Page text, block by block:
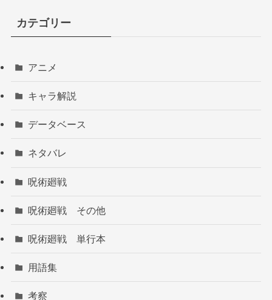
カテゴリー
アニメ
キャラ解説
データベース
ネタバレ
呪術廻戦
呪術廻戦 その他
呪術廻戦 単行本
用語集
考察